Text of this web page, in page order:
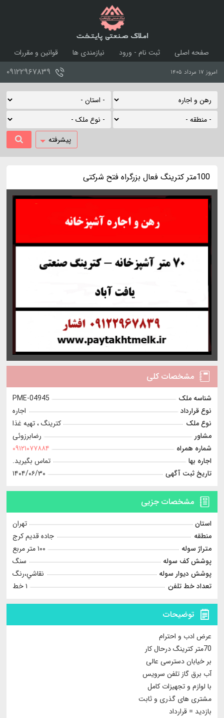
املاک صنعتی پایتخت
صفحه اصلی ثبت نام - ورود نیازمندی ها
قوانین و مقررات
امروز ۱۷ مرداد ۱۴۰۵ ۰۹۱۲۲۹۶۷۸۳۹
پیشرفته
100متر کترینگ فعال بزرگراه فتح شرکتی
مشخصات کلی
شناسه ملک
PME-04945
نوع قرارداد
اجاره
نوع ملک
كترينگ ، تهیه غذا
مشاور
رضابرزوئی
شماره همراه
۰۹۱۲۱۰۷۷۸۸۴
اجاره بها
تماس بگیرید.
تاریخ ثبت آگهی
۱۴۰۴/۰۶/۳۰
مشخصات جزیی
استان
تهران
منطقه
جاده قدیم کرج
متراژ سوله
۱۰۰ متر مربع
پوشش کف سوله
سنگ
پوشش دیوار سوله
نقاشي،رنگ
تعداد خط تلفن
۱ خط
توضیحات
عرض ادب و احترام
70متر کترینگ درحال کار
بر خیابان دسترسی عالی
آب برق گاز تلفن سرویس
با لوازم و تجهیزات کامل
مشتری های گذری و ثابت
بازدید = قرارداد